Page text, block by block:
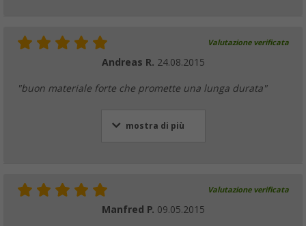
Valutazione verificata
Andreas R. 24.08.2015
"buon materiale forte che promette una lunga durata"
mostra di più
Valutazione verificata
Manfred P. 09.05.2015